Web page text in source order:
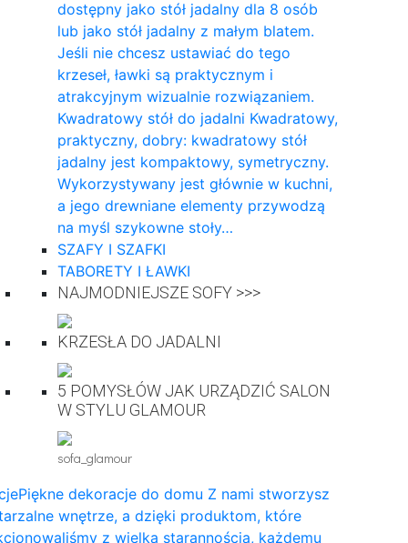
dostępny jako stół jadalny dla 8 osób
lub jako stół jadalny z małym blatem.
Jeśli nie chcesz ustawiać do tego
krzeseł, ławki są praktycznym i
atrakcyjnym wizualnie rozwiązaniem.
Kwadratowy stół do ​​jadalni Kwadratowy,
praktyczny, dobry: kwadratowy stół
jadalny jest kompaktowy, symetryczny.
Wykorzystywany jest głównie w kuchni,
a jego drewniane elementy przywodzą
na myśl szykowne stoły…
SZAFY I SZAFKI
TABORETY I ŁAWKI
NAJMODNIEJSZE SOFY >>>
KRZESŁA DO JADALNI
5 POMYSŁÓW JAK URZĄDZIĆ SALON
W STYLU GLAMOUR
sofa_glamour
Piękne dekoracje do domu Z nami stworzysz
wnętrze, a dzięki produktom, które
z wielką starannością, każdemu